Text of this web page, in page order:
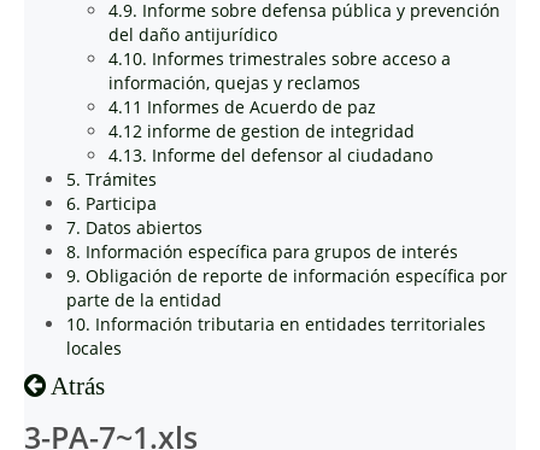
4.9. Informe sobre defensa pública y prevención
del daño antijurídico
4.10. Informes trimestrales sobre acceso a
información, quejas y reclamos
4.11 Informes de Acuerdo de paz
4.12 informe de gestion de integridad
4.13. Informe del defensor al ciudadano
5. Trámites
6. Participa
7. Datos abiertos
8. Información específica para grupos de interés
9. Obligación de reporte de información específica por
parte de la entidad
10. Información tributaria en entidades territoriales
locales
Atrás
3-PA-7~1.xls